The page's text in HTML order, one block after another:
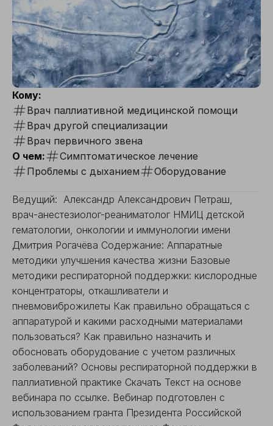
Кому:
Врач паллиативной медицинской помощи
Врач другой специализации
Врач первичного звена
О чем:
Симптоматическое лечение
Проблемы с дыханием
Оборудование
Ведущий: Александр Александрович Петраш,
врач-анестезиолог-реаниматолог НМИЦ детской
гематологии, онкологии и иммунологии имени
Дмитрия Рогачёва Содержание: Аппаратные
методики улучшения качества жизни Базовые
методики респираторной поддержки: кислородные
концентраторы, откашливатели и
пневмовиброжилеты Как правильно обращаться с
аппаратурой и какими расходными материалами
пользоваться? Как правильно назначить и
обосновать оборудование с учетом различных
заболеваний? Основы респираторной поддержки в
паллиативной практике Скачать Текст на основе
вебинара по ссылке. Вебинар подготовлен с
использованием гранта Президента Российской